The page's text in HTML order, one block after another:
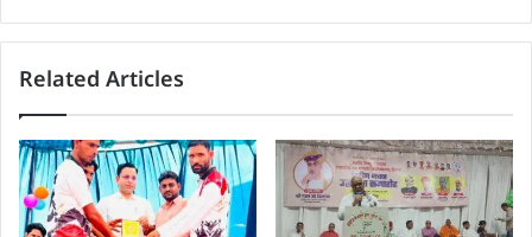
Related Articles